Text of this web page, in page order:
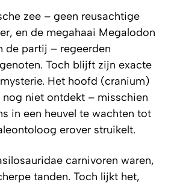
zee – geen reusachtige
en de megahaai Megalodon
de partij – regeerden
Toch blijft zijn exacte
Het hoofd (cranium)
niet ontdekt – misschien
in een heuvel te wachten tot
erover struikelt.
carnivoren waren,
tanden. Toch lijkt het,